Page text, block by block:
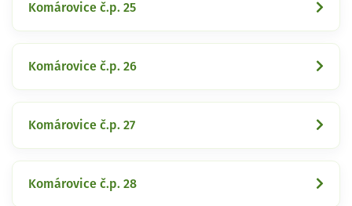
Komárovice č.p. 25
Komárovice č.p. 26
Komárovice č.p. 27
Komárovice č.p. 28